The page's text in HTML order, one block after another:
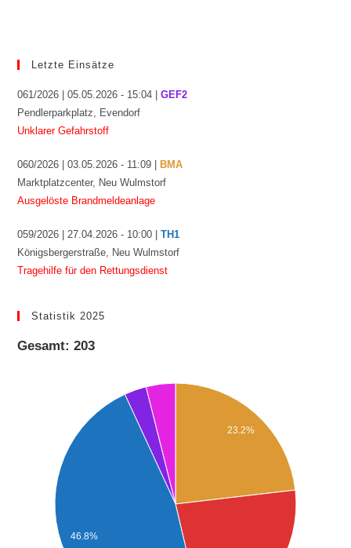
Letzte Einsätze
061/2026 | 05.05.2026 - 15:04 |GEF2
Pendlerparkplatz, Evendorf
Unklarer Gefahrstoff
060/2026 | 03.05.2026 - 11:09 |
BMA
Marktplatzcenter, Neu Wulmstorf
Ausgelöste Brandmeldeanlage
059/2026 | 27.04.2026 - 10:00 |TH1
Königsbergerstraße, Neu Wulmstorf
Tragehilfe für den Rettungsdienst
Statistik 2025
Gesamt: 203
23.2%
46.8%